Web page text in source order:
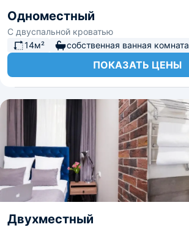
Одноместный
С двуспальной кроватью
14м²
собственная ванная комната
ПОКАЗАТЬ ЦЕНЫ
Двухместный